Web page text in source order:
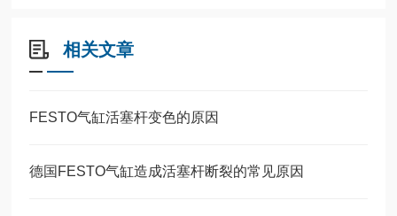
相关文章
FESTO气缸活塞杆变色的原因
德国FESTO气缸造成活塞杆断裂的常见原因